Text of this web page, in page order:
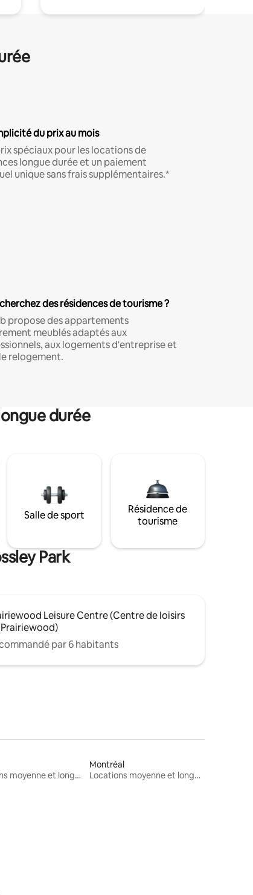
du prix au mois
spéciaux pour les locations de
longue durée et un paiement
unique sans frais supplémentaires.*
des résidences de tourisme ?
propose des appartements
meublés adaptés aux
aux logements d'entreprise et
relogement.
durée
Salle de sport
Résidence de
tourisme
Park
Leisure Centre (Centre de loisirs
par 6 habitants
Locations moyenne et longue durée
Montréal
Locations moyenne et longue durée